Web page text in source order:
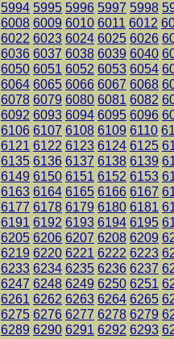
5994 5995 5996 5997 5998
6008 6009 6010 6011 6012
6022 6023 6024 6025 6026
6036 6037 6038 6039 6040
6050 6051 6052 6053 6054
6064 6065 6066 6067 6068
6078 6079 6080 6081 6082
6092 6093 6094 6095 6096
6106 6107 6108 6109 6110
6121 6122 6123 6124 6125
6135 6136 6137 6138 6139
6149 6150 6151 6152 6153
6163 6164 6165 6166 6167
6177 6178 6179 6180 6181
6191 6192 6193 6194 6195
6205 6206 6207 6208 6209
6219 6220 6221 6222 6223
6233 6234 6235 6236 6237
6247 6248 6249 6250 6251
6261 6262 6263 6264 6265
6275 6276 6277 6278 6279
6289 6290 6291 6292 6293